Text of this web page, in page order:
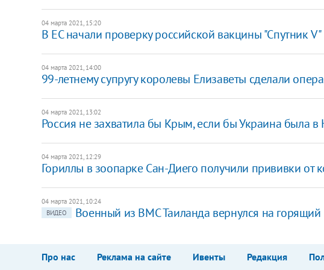
04 марта 2021, 15:20
В ЕС начали проверку российской вакцины "Спутник V"
04 марта 2021, 14:00
99-летнему супругу королевы Елизаветы сделали
04 марта 2021, 13:02
Россия не захватила бы Крым, если бы Украина была в
04 марта 2021, 12:29
Гориллы в зоопарке Сан-Диего получили прививки от
04 марта 2021, 10:24
ВИДЕО
Военный из ВМС Таиланда вернулся на горящий
Про нас Реклама на сайте Ивенты Редакция